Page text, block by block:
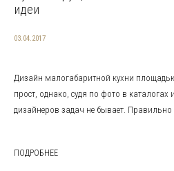
идеи
03.04.2017
Дизайн малогабаритной кухни
прост, однако, судя по фото в
дизайнеров задач не бывает.
ПОДРОБНЕЕ